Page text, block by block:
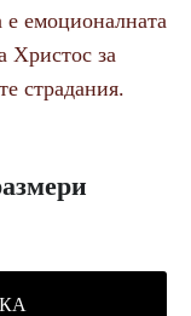
е емоционалната
Христос за
страдания.